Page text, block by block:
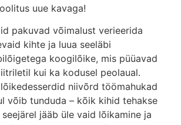
uue kavaga!
pakuvad võimalust verieerida
kihte ja luua seeläbi
koogilõike, mis püüavad
kui ka kodusel peolaual.
niivõrd töömahukad
võib tunduda – kõik kihid tehakse
jääb üle vaid lõikamine ja